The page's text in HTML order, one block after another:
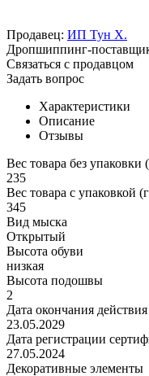
Продавец: ИП Тун Х.
Дропшиппинг-
Связаться с продавцом
Задать вопрос
Характеристики
Описание
Отзывы
Вес товара без упаковки
235
Вес товара с упаковкой
345
Вид мыска
Открытый
Высота обуви
низкая
Высота подошвы
2
Дата окончания
23.05.2029
Дата регистрации
27.05.2024
Декоративные элементы